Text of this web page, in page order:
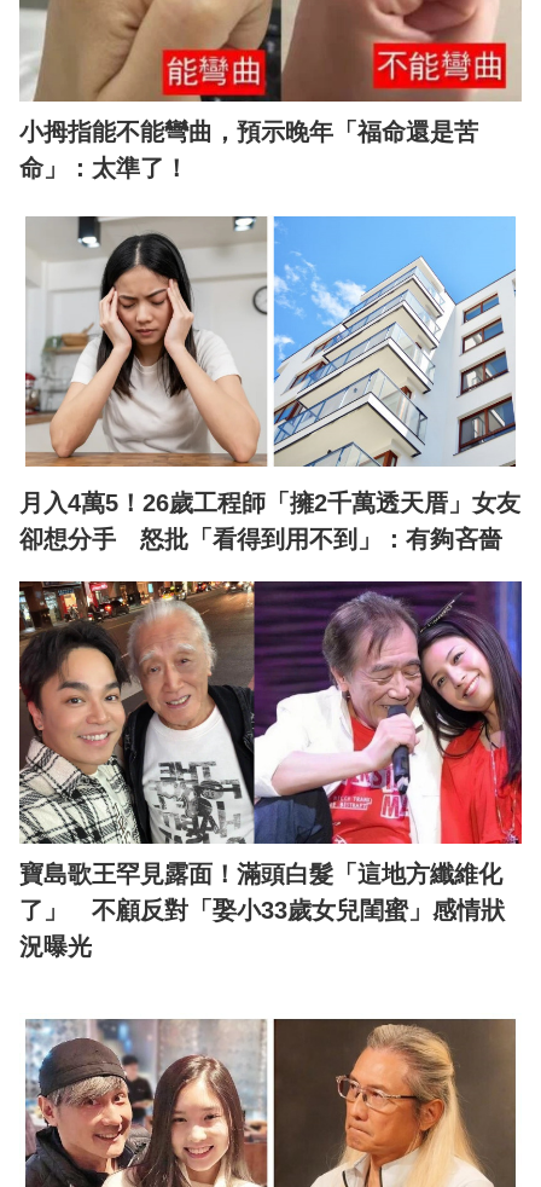
小拇指能不能彎曲，預示晚年「福命還是苦
命」：太準了！
月入4萬5！26歲工程師「擁2千萬透天厝」女友
卻想分手 怒批「看得到用不到」：有夠吝嗇
寶島歌王罕見露面！滿頭白髮「這地方纖維化
了」 不顧反對「娶小33歲女兒閨蜜」感情狀
況曝光